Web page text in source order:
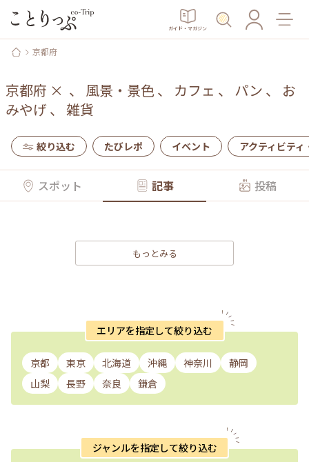
ガイド・マガジン
京都府
京都府 × 、 風景・景色、 カフェ 、 パン 、 お
みやげ 、 雑貨
絞り込む たびレポ イベント アクティビティ
スポット 記事 投稿
もっとみる
エリアを指定して絞り込む
京都 東京 北海道 沖縄 神奈川
静岡
山梨
長野 奈良 鎌倉
ジャンルを指定して絞り込む